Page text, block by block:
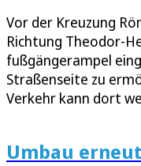
Vor der Kreuzung
Richtung Theodor-
fußgängerampel
Straßenseite zu
Verkehr kann dort
Umbau